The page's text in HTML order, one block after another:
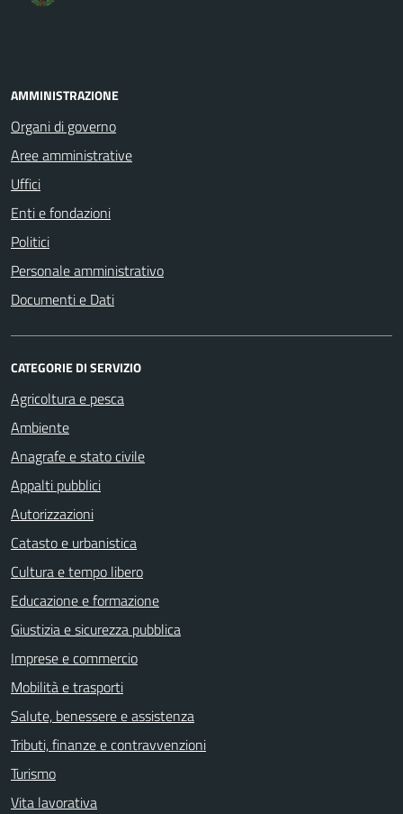
AMMINISTRAZIONE
Organi di governo
Aree amministrative
Uffici
Enti e fondazioni
Politici
Personale amministrativo
Documenti e Dati
CATEGORIE DI SERVIZIO
Agricoltura e pesca
Ambiente
Anagrafe e stato civile
Appalti pubblici
Autorizzazioni
Catasto e urbanistica
Cultura e tempo libero
Educazione e formazione
Giustizia e sicurezza pubblica
Imprese e commercio
Mobilità e trasporti
Salute, benessere e assistenza
Tributi, finanze e contravvenzioni
Turismo
Vita lavorativa